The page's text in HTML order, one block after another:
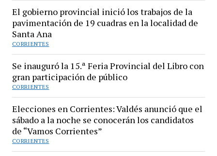
El gobierno provincial inició los trabajos de la
pavimentación de 19 cuadras en la localidad de
Santa Ana
CORRIENTES
Se inauguró la 15.ª Feria Provincial del Libro con
gran participación de público
CORRIENTES
Elecciones en Corrientes: Valdés anunció que el
sábado a la noche se conocerán los candidatos
de “Vamos Corrientes”
CORRIENTES